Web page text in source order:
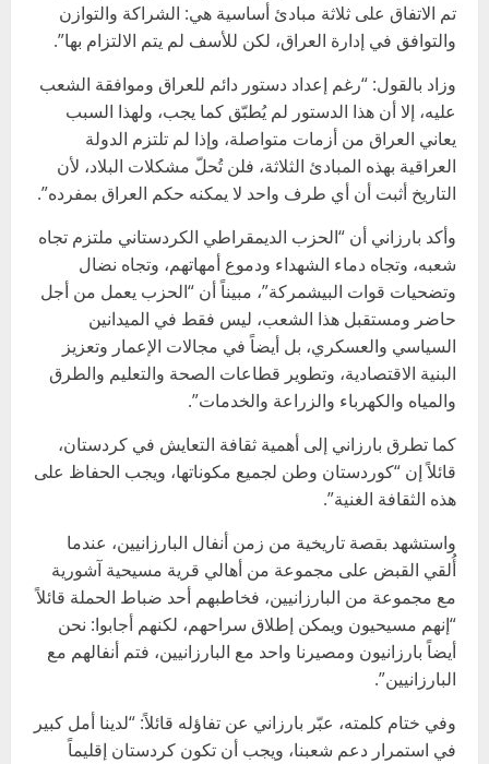
تم الاتفاق على ثلاثة مبادئ أساسية هي: الشراكة والتوازن
والتوافق في إدارة العراق، لكن للأسف لم يتم الالتزام بها”.
وزاد بالقول: “رغم إعداد دستور دائم للعراق وموافقة الشعب
عليه، إلا أن هذا الدستور لم يُطبّق كما يجب، ولهذا السبب
يعاني العراق من أزمات متواصلة، وإذا لم تلتزم الدولة
العراقية بهذه المبادئ الثلاثة، فلن تُحلّ مشكلات البلاد، لأن
التاريخ أثبت أن أي طرف واحد لا يمكنه حكم العراق بمفرده”.
وأكد بارزاني أن “الحزب الديمقراطي الكردستاني ملتزم تجاه
شعبه، وتجاه دماء الشهداء ودموع أمهاتهم، وتجاه نضال
وتضحيات قوات البيشمركة”، مبيناً أن “الحزب يعمل من أجل
حاضر ومستقبل هذا الشعب، ليس فقط في الميدانين
السياسي والعسكري، بل أيضاً في مجالات الإعمار وتعزيز
البنية الاقتصادية، وتطوير قطاعات الصحة والتعليم والطرق
والمياه والكهرباء والزراعة والخدمات”.
كما تطرق بارزاني إلى أهمية ثقافة التعايش في كردستان،
قائلاً إن “كوردستان وطن لجميع مكوناتها، ويجب الحفاظ على
هذه الثقافة الغنية”.
واستشهد بقصة تاريخية من زمن أنفال البارزانيين، عندما
أُلقي القبض على مجموعة من أهالي قرية مسيحية آشورية
مع مجموعة من البارزانيين، فخاطبهم أحد ضباط الحملة قائلاً
“إنهم مسيحيون ويمكن إطلاق سراحهم، لكنهم أجابوا: نحن
أيضاً بارزانيون ومصيرنا واحد مع البارزانيين، فتم أنفالهم مع
البارزانيين”.
وفي ختام كلمته، عبّر بارزاني عن تفاؤله قائلاً: “لدينا أمل كبير
في استمرار دعم شعبنا، ويجب أن تكون كردستان إقليماً